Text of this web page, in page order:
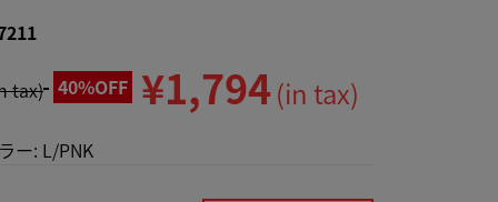
tax) 40%OFF ¥1,794 (in tax)
ー: L/PNK